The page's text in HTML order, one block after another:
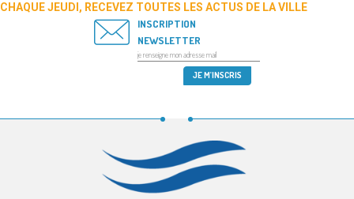
CHAQUE JEUDI, RECEVEZ TOUTES LES ACTUS DE LA VILLE
INSCRIPTION
NEWSLETTER